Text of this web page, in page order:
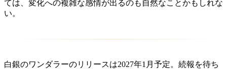
ては、変化への複雑な感情が出るのも自然なことかもしれな
い。
白銀のワンダラーのリリースは2027年1月予定。続報を待ち